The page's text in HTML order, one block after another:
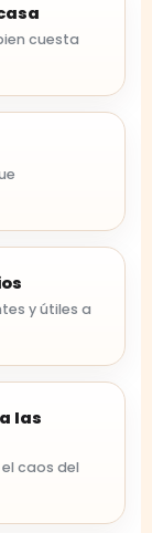
cuesta
y útiles a
las
caos del